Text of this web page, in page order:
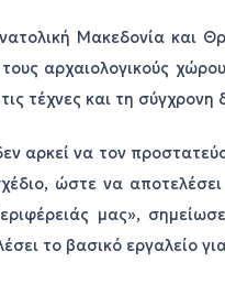
Μακεδονία και
αρχαιολογικούς
τέχνες και τη σύγχρονη
αρκεί να τον
ώστε να
μας»,
το βασικό εργαλείο